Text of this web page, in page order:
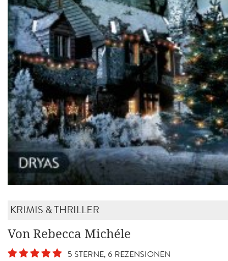
KRIMIS & THRILLER
Von Rebecca Michéle
5 STERNE, 6 REZENSIONEN